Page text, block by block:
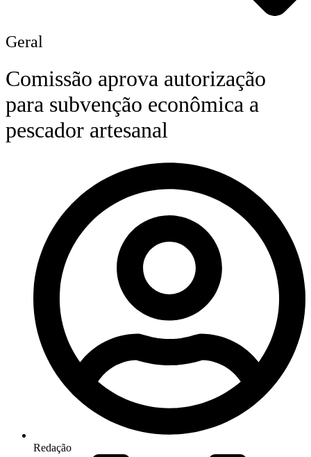
Geral
Comissão aprova autorização
para subvenção econômica a
pescador artesanal
Redação